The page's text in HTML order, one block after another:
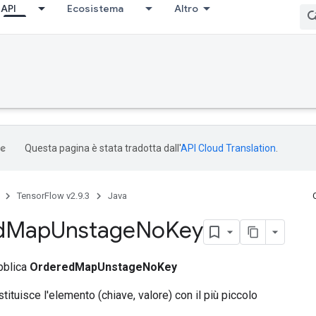
API Ecosistema Altro
Questa pagina è stata tradotta dall'API Cloud Translation
TensorFlow v2.9.3 Java
MapUnstageNoKey
OrderedMapUnstageNoKey
l'elemento (chiave, valore) con il più piccolo